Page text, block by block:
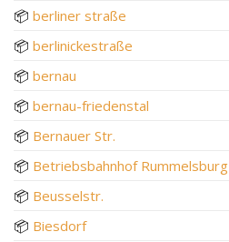
📦 berliner straße
📦 berlinickestraße
📦 bernau
📦 bernau-friedenstal
📦 Bernauer Str.
📦 Betriebsbahnhof Rummelsburg
📦 Beusselstr.
📦 Biesdorf